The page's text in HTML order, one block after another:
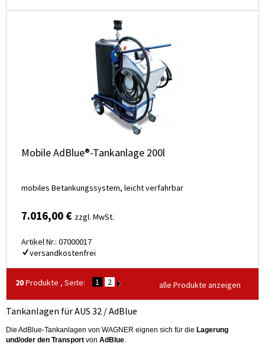
Mobile AdBlue®-Tankanlage 200l
mobiles Betankungssystem, leicht verfahrbar
7.016,00 € zzgl. MwSt.
Artikel Nr.: 07000017
versandkostenfrei
20Produkte , Seite: 1 2 alle Produkte anzeigen
Tankanlagen für AUS 32 / AdBlue
Die AdBlue-Tankanlagen von WAGNER eignen sich für die Lagerung
und/oder den Transport von AdBlue.